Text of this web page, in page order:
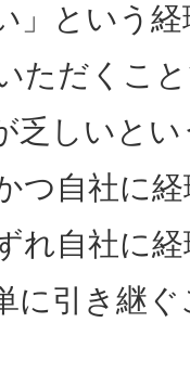
」という
ただくこ
乏しいと
つ自社に
れ自社に
に引き継